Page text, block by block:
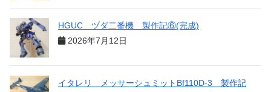
HGUC ヅダ二番機 製作記⑥(完成)
2026年7月12日
イタレリ メッサーシュミットBf110D-3 製作記